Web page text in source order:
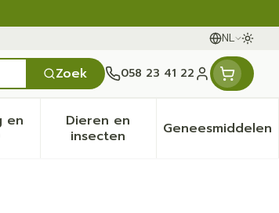
NL
Talen
Zoek 058 23 41 22
Klant menu
geneeskunde categorie
en
submenu voor Thuiszorg en EHBO
Dieren en
insectenToon submenu voor
Geneesmiddelen
Toon